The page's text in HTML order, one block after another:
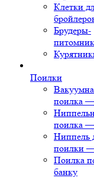
Клетки
Брудеры-
Поилки
поилка —
поилка —
Ниппель
поилки
Поилка
банку